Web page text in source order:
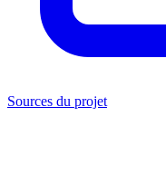
Sources du projet